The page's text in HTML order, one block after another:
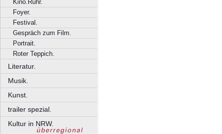
Kino.Ruhr.
Foyer.
Festival.
Gespräch zum Film.
Portrait.
Roter Teppich.
Literatur.
Musik.
Kunst.
trailer spezial.
Kultur in NRW.